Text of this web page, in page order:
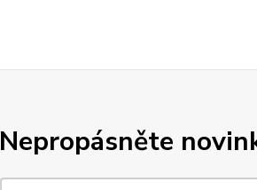
Nepropásněte